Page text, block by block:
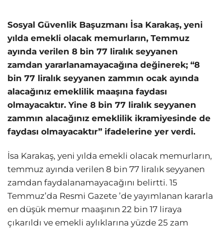
Sosyal Güvenlik Başuzmanı İsa Karakaş, yeni
yılda emekli olacak memurların, Temmuz
ayında verilen 8 bin 77 liralık seyyanen
zamdan yararlanamayacağına değinerek; “8
bin 77 liralık seyyanen zammın ocak ayında
alacağınız emeklilik maaşına faydası
olmayacaktır. Yine 8 bin 77 liralık seyyanen
zammın alacağınız emeklilik ikramiyesinde de
faydası olmayacaktır” ifadelerine yer verdi.
İsa Karakaş, yeni yılda emekli olacak memurların,
temmuz ayında verilen 8 bin 77 liralık seyyanen
zamdan faydalanamayacağını belirtti. 15
Temmuz’da Resmi Gazete ’de yayımlanan kararla
en düşük memur maaşının 22 bin 17 liraya
çıkarıldı ve emekli aylıklarına yüzde 25 zam